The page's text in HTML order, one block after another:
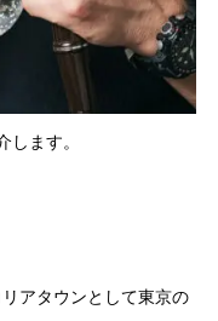
します。
アタウンとして東京の